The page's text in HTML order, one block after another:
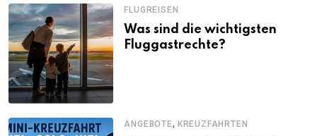
FLUGREISEN
Was sind die wichtigsten
Fluggastrechte?
ANGEBOTE, KREUZFAHRTEN